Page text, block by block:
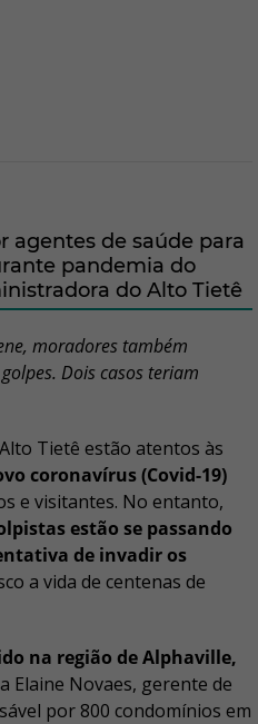
agentes de saúde para
pandemia do
do Alto Tietê
moradores também
Dois casos teriam
Tietê estão atentos às
coronavírus (Covid-19)
e visitantes. No entanto,
estão se passando
de invadir os
a vida de centenas de
na região de Alphaville,
Elaine Novaes, gerente de
por 800 condomínios em